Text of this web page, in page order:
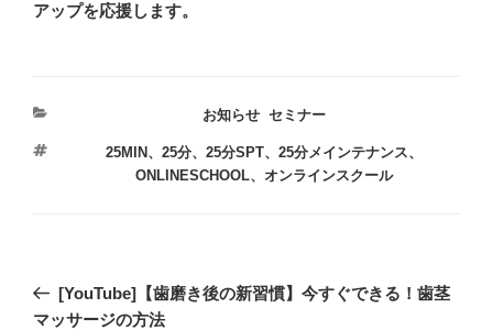
アップを応援します。
カ
ゴ
リ
お知らせ ,セミナー
タ
25MIN、25分、25分SPT、25分メインテナンス、
ONLINESCHOOL、オンラインスクール
稿
過
去
[YouTube]【歯磨き後の新習慣】今すぐできる！歯茎
マッサージの方法